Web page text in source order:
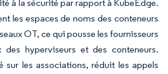
à la sécurité par rapport à KubeEdge.
les espaces de noms des conteneurs
OT, ce qui pousse les fournisseurs
des hyperviseurs et des conteneurs.
sur les associations, réduit les appels